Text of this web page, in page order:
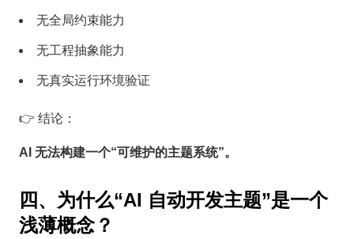
无全局约束能力
无工程抽象能力
无真实运行环境验证
👉 结论：
AI 无法构建一个“可维护的主题系统”。
四、为什么“AI 自动开发主题”是一个
浅薄概念？